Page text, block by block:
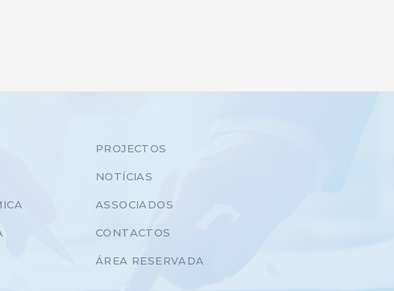
PROJECTOS
NOTÍCIAS
ASSOCIADOS
CONTACTOS
ÁREA RESERVADA